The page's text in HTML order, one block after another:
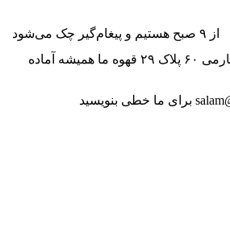
از ۹ صبح هستیم و پیغام‌گیر چک می‌شود
۲۹
قهوه ما همیشه آماده
برای ما خطی بنویسید